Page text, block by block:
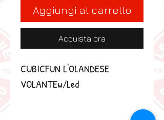
Aggiungi al carrello
Acquista ora
CUBICFUN L'OLANDESE
VOLANTEw/Led